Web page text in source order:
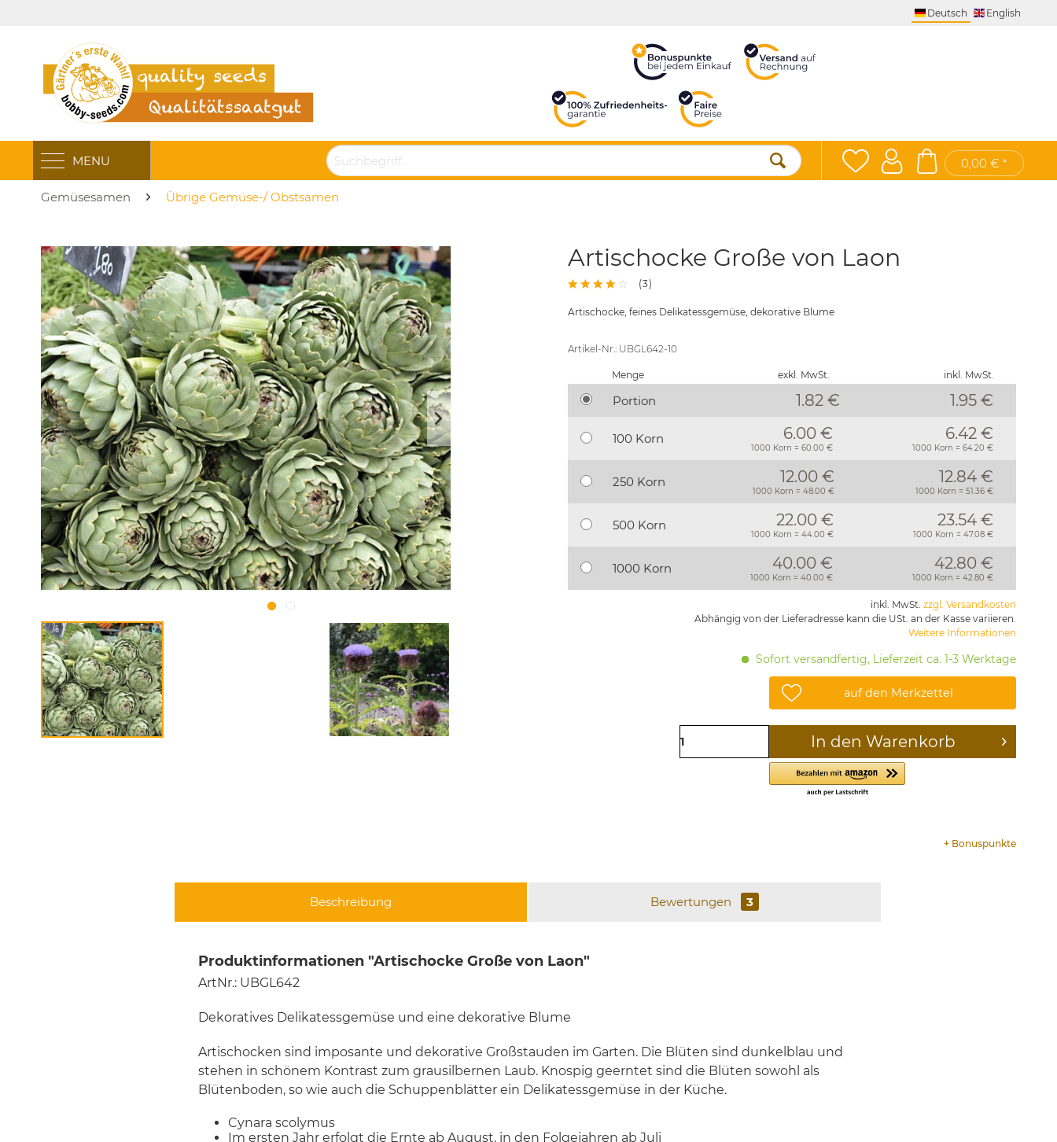
Deutsch English
MENU 0,00 € *
Gemüsesamen Übrige Gemüse-/ Obstsamen
Artischocke Große von Laon
(3)
Artischocke, feines Delikatessgemüse, dekorative Blume
Artikel-Nr.: UBGL642-10
Menge exkl. MwSt. inkl. MwSt.
Portion 1.82 € 1.95€
100 Korn 6.00 €
1000 Korn = 60.00 €
6.42 €
1000 Korn = 64.20 €
250 Korn 12.00 €
1000 Korn = 48.00 €
12.84 €
1000 Korn = 51.36 €
500 Korn 22.00 €
1000 Korn = 44.00 €
23.54 €
1000 Korn = 47.08 €
1000 Korn 40.00 €
1000 Korn = 40.00 €
42.80 €
1000 Korn = 42.80 €
inkl. MwSt. zzgl. Versandkosten
Abhängig von der Lieferadresse kann die USt. an der Kasse variieren.
Weitere Informationen
Sofort versandfertig, Lieferzeit ca. 1-3 Werktage
auf den Merkzettel
In den Warenkorb
+ Bonuspunkte
Beschreibung Bewertungen 3
Produktinformationen "Artischocke Große von Laon"
ArtNr.: UBGL642
Dekoratives Delikatessgemüse und eine dekorative Blume
Artischocken sind imposante und dekorative Großstauden im Garten. Die Blüten sind dunkelblau und
stehen in schönem Kontrast zum grausilbernen Laub. Knospig geerntet sind die Blüten sowohl als
Blütenboden, so wie auch die Schuppenblätter ein Delikatessgemüse in der Küche.
Cynara scolymus
Im ersten Jahr erfolgt die Ernte ab August, in den Folgejahren ab Juli